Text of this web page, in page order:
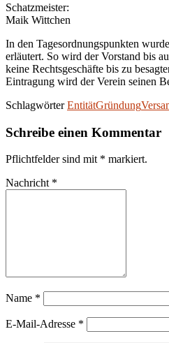
Schatzmeister:
Maik Wittchen
In den Tagesordnungspunkten
erläutert. So wird der Vorstand bis
keine Rechtsgeschäfte bis zu
Eintragung wird der Verein seinen
Schlagwörter EntitätGründung
Schreibe einen Kommentar
Pflichtfelder sind mit * markiert.
Nachricht *
Name *
E-Mail-Adresse *